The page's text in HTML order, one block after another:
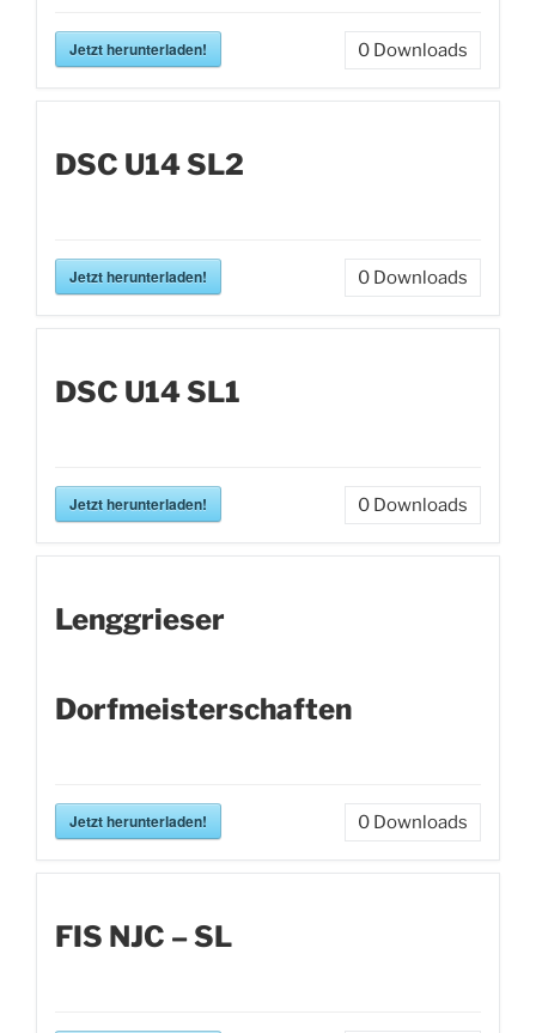
Jetzt herunterladen! 0 Downloads
DSC U14 SL2
Jetzt herunterladen! 0 Downloads
DSC U14 SL1
Jetzt herunterladen! 0 Downloads
Lenggrieser
Dorfmeisterschaften
Jetzt herunterladen! 0 Downloads
FIS NJC – SL